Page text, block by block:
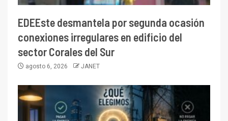
EDEEste desmantela por segunda ocasión
conexiones irregulares en edificio del
sector Corales del Sur
agosto 6, 2026 JANET